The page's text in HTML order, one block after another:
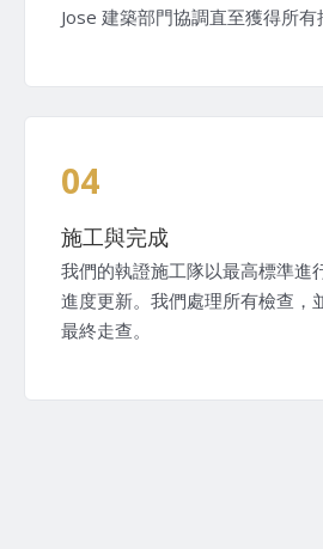
Jose 建築部門協調直至獲得所有
04
施工與完成
我們的執證施工隊以最高標準進
進度更新。我們處理所有檢查，
最終走查。